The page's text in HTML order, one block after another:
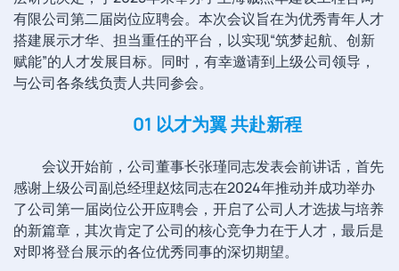
有限公司第二届岗位应聘会。本次会议旨在为优秀青年人才
搭建展示才华、担当重任的平台，以实现“筑梦起航、创新
赋能”的人才发展目标。同时，有幸邀请到上级公司领导，
与公司各条线负责人共同参会。
01 以才为翼 共赴新程
会议开始前，公司董事长张瑾同志发表会前讲话，首先
感谢上级公司副总经理赵炫同志在2024年推动并成功举办
了公司第一届岗位公开应聘会，开启了公司人才选拔与培养
的新篇章，其次肯定了公司的核心竞争力在于人才，最后是
对即将登台展示的各位优秀同事的深切期望。